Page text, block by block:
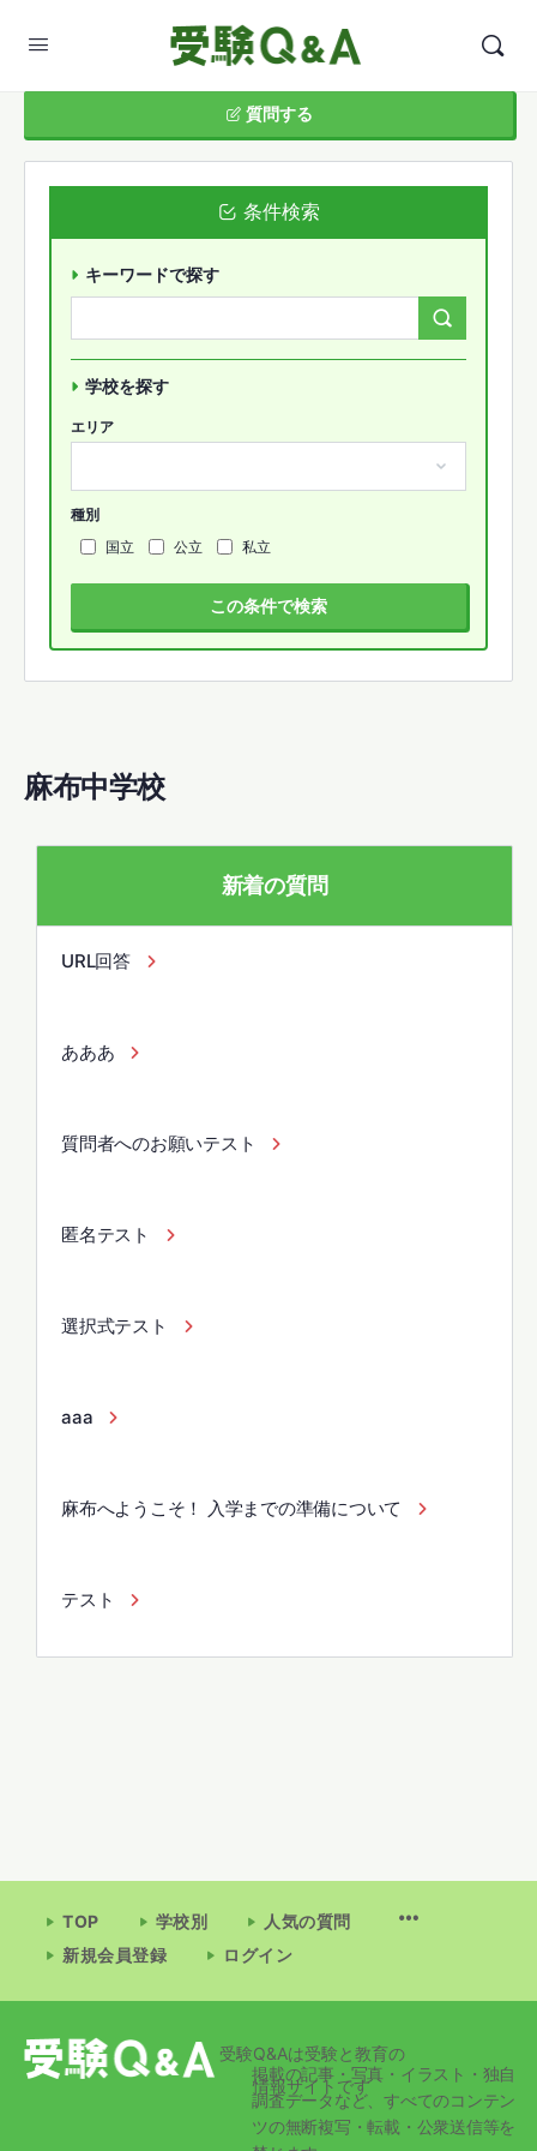
麻布中学校
新着の質問
URL回答
あああ
質問者へのお願いテスト
匿名テスト
選択式テスト
aaa
麻布へようこそ！ 入学までの準備について
テスト
質問する
条件検索
キーワードで探す
学校を探す
エリア
種別
国立
公立 私立
この条件で検索
TOP 学校別
人気の質問
新規会員登録
ログイン
受験Q&Aは受験と教育の
情報サイトです
掲載の記事・写真・イラスト・独自
調査データなど、すべてのコンテン
ツの無断複写・転載・公衆送信等を